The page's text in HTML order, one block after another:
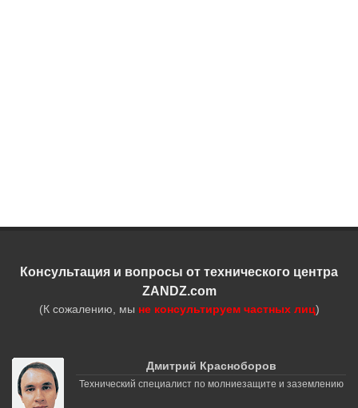
Консультация и вопросы от технического центра
ZANDZ.com
(К сожалению, мы не консультируем частных лиц)
Дмитрий Красноборов
Технический специалист по молниезащите и заземлению